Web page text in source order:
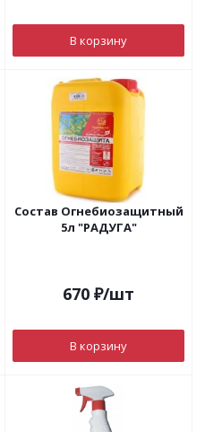
В корзину
Состав Огнебиозащитный
5л "РАДУГА"
670 ₽/шт
В корзину